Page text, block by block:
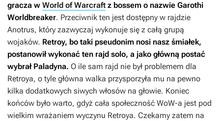
gracza w World of Warcraft z bossem o nazwie Garothi
Worldbreaker. Przeciwnik ten jest dostępny w rajdzie
Anotrus, który zazwyczaj wykonuje się z całą grupą
wojaków. Retroy, bo taki pseudonim nosi nasz śmiałek,
postanowił wykonać ten rajd solo, a jako główną postać
wybrał Paladyna. O ile sam rajd nie był problemem dla
Retroya, o tyle główna walka przysporzyła mu na pewno
kilka dodatkowych siwych włosów na głowie. Koniec
końców było warto, gdyż cała społeczność WoW-a jest pod
wielkim wrażaniem wyczynu Retroya. Czekamy zatem na